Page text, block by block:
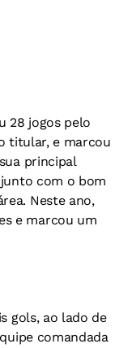
28 jogos pelo
titular, e marcou
principal
com o bom
Neste ano,
e marcou um
gols, ao lado de
comandada